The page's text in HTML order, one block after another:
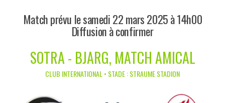
Match prévu le samedi 22 mars 2025 à 14h00
Diffusion à confirmer
SOTRA - BJARG, MATCH AMICAL
CLUB INTERNATIONAL • STADE : STRAUME STADION